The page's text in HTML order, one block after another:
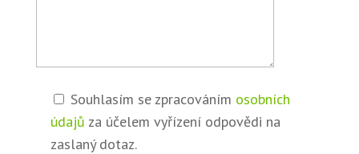
Souhlasím se zpracováním osobních
údajů za účelem vyřízení odpovědi na
zaslaný dotaz.